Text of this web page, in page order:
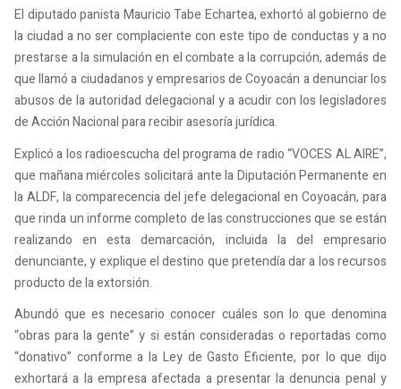
El diputado panista Mauricio Tabe Echartea, exhortó al gobierno de
la ciudad a no ser complaciente con este tipo de conductas y a no
prestarse a la simulación en el combate a la corrupción, además de
que llamó a ciudadanos y empresarios de Coyoacán a denunciar los
abusos de la autoridad delegacional y a acudir con los legisladores
de Acción Nacional para recibir asesoría jurídica.
Explicó a los radioescucha del programa de radio “VOCES AL AIRE”,
que mañana miércoles solicitará ante la Diputación Permanente en
la ALDF, la comparecencia del jefe delegacional en Coyoacán, para
que rinda un informe completo de las construcciones que se están
realizando en esta demarcación, incluida la del empresario
denunciante, y explique el destino que pretendía dar a los recursos
producto de la extorsión.
Abundó que es necesario conocer cuáles son lo que denomina
“obras para la gente” y si están consideradas o reportadas como
“donativo” conforme a la Ley de Gasto Eficiente, por lo que dijo
exhortará a la empresa afectada a presentar la denuncia penal y